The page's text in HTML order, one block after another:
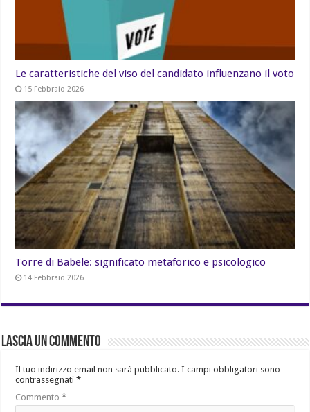
Le caratteristiche del viso del candidato influenzano il voto
15 Febbraio 2026
Torre di Babele: significato metaforico e psicologico
14 Febbraio 2026
Lascia un commento
Il tuo indirizzo email non sarà pubblicato. I campi obbligatori sono
contrassegnati*
Commento*